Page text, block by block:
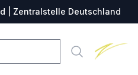
| Zentralstelle Deutschland
Suche